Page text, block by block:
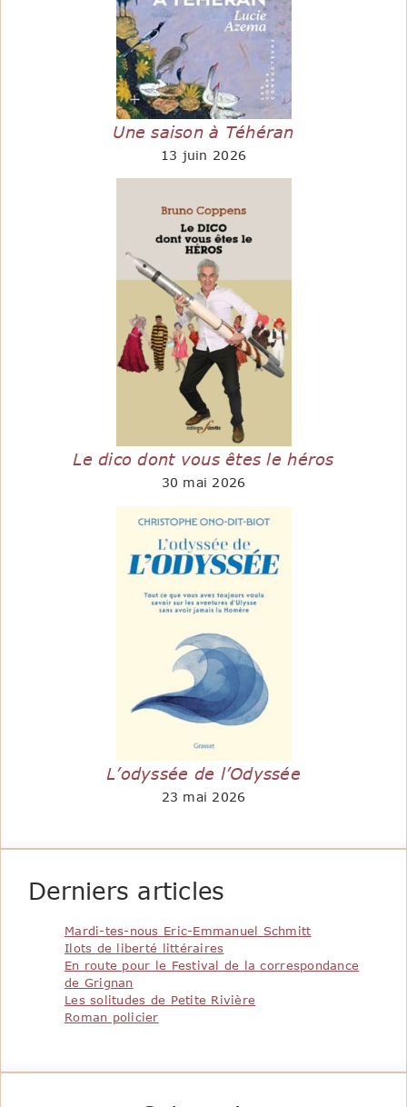
Une saison à Téhéran
13 juin 2026
Le dico dont vous êtes le héros
30 mai 2026
L’odyssée de l’Odyssée
23 mai 2026
Derniers articles
Mardi-tes-nous Eric-Emmanuel Schmitt
Ilots de liberté littéraires
En route pour le Festival de la correspondance
de Grignan
Les solitudes de Petite Rivière
Roman policier